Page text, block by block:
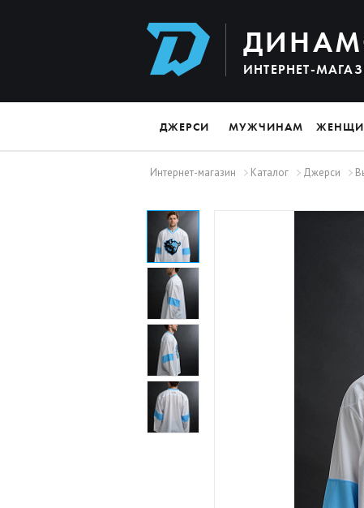
ИНТЕРНЕТ-
ДЖЕРСИ МУЖЧИНАМ
Интернет-магазин Каталог Джерси